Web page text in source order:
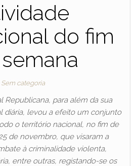
do fim
Sem categoria
Republicana, para além da sua
diária, levou a efeito um conjunto
o território nacional, no fim de
de novembro, que visaram a
à criminalidade violenta,
entre outras, registando-se os